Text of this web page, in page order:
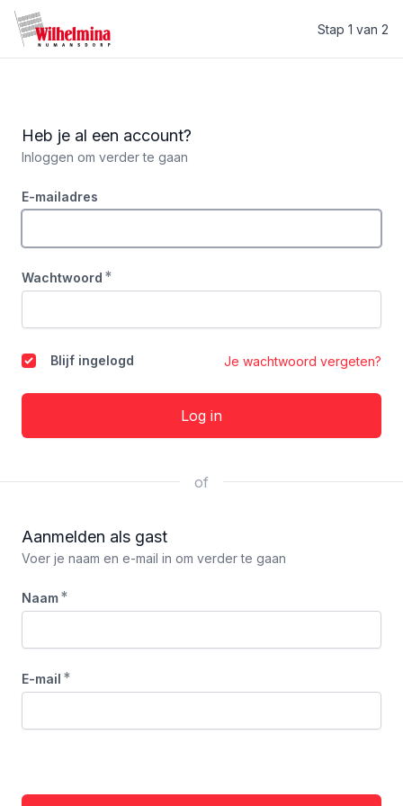
Muziekvereniging Wilhelmina
Stap 1 van 2
Heb je al een account?
Inloggen om verder te gaan
E-mailadres
Wachtwoord *
Blijf ingelogd Je wachtwoord vergeten?
Log in
of
Aanmelden als gast
Voer je naam en e-mail in om verder te gaan
Naam*
E-mail *